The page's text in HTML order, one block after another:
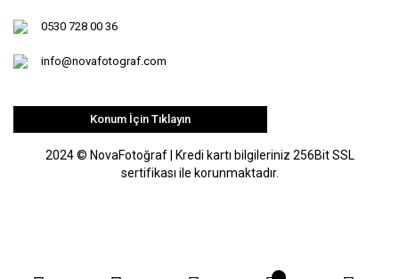
0530 728 00 36
info@novafotograf.com
Konum İçin Tıklayın
2024 © NovaFotoğraf | Kredi kartı bilgileriniz 256Bit SSL
sertifikası ile korunmaktadır.